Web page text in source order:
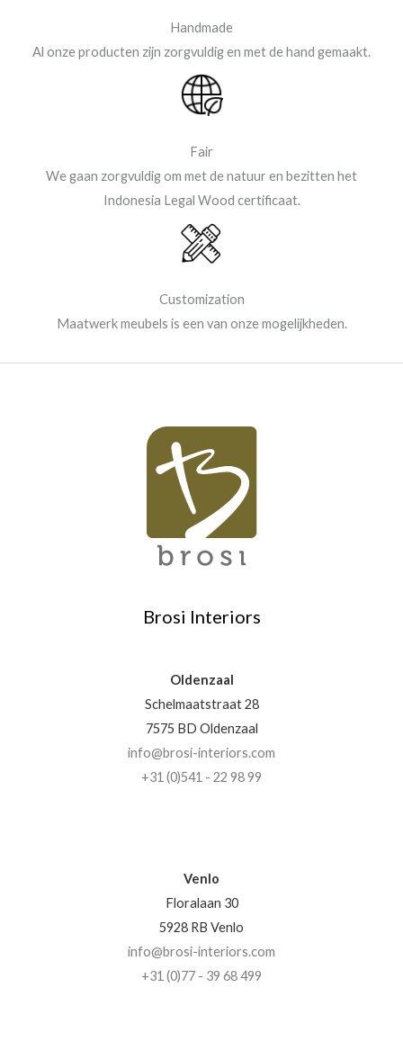
Handmade
Al onze producten zijn zorgvuldig en met de hand gemaakt.
Fair
We gaan zorgvuldig om met de natuur en bezitten het
Indonesia Legal Wood certificaat.
Customization
Maatwerk meubels is een van onze mogelijkheden.
Brosi Interiors
Oldenzaal
Schelmaatstraat 28
7575 BD Oldenzaal
info@brosi-interiors.com
+31 (0)541 - 22 98 99
Venlo
Floralaan 30
5928 RB Venlo
info@brosi-interiors.com
+31 (0)77 - 39 68 499